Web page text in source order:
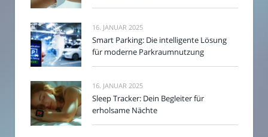
16. JANUAR 2025
Smart Parking: Die intelligente Lösung
für moderne Parkraumnutzung
16. JANUAR 2025
Sleep Tracker: Dein Begleiter für
erholsame Nächte